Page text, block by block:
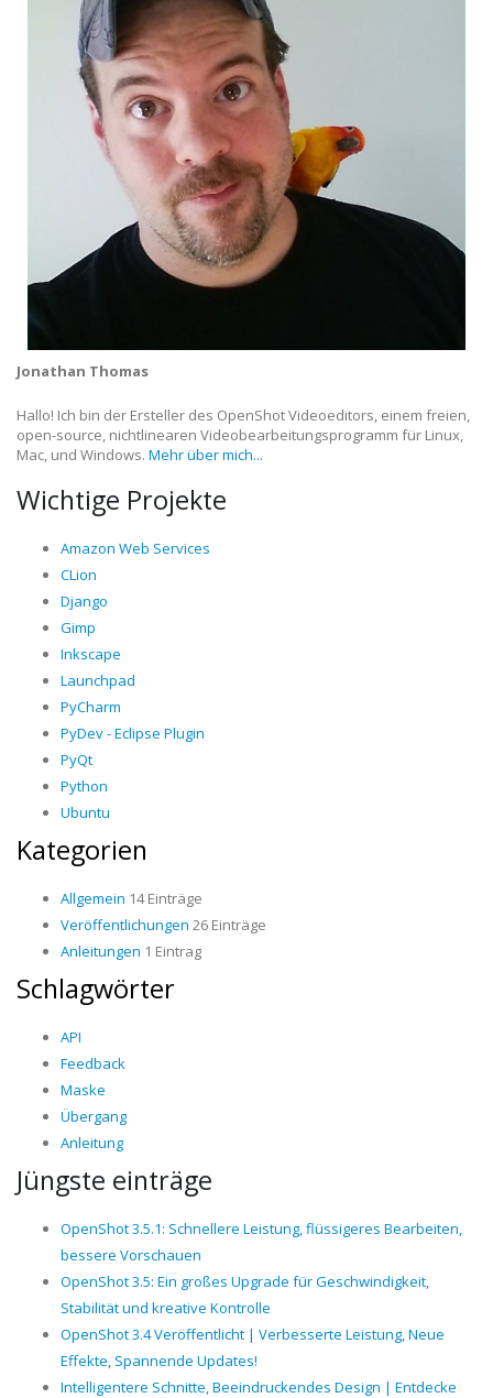
Jonathan Thomas
Hallo! Ich bin der Ersteller des OpenShot Videoeditors, einem freien,
open-source, nichtlinearen Videobearbeitungsprogramm für Linux,
Mac, und Windows. Mehr über mich...
Wichtige Projekte
Amazon Web Services
CLion
Django
Gimp
Inkscape
Launchpad
PyCharm
PyDev - Eclipse Plugin
PyQt
Python
Ubuntu
Kategorien
Allgemein 14 Einträge
Veröffentlichungen 26 Einträge
Anleitungen 1 Eintrag
Schlagwörter
API
Feedback
Maske
Übergang
Anleitung
Jüngste einträge
OpenShot 3.5.1: Schnellere Leistung, flüssigeres Bearbeiten,
bessere Vorschauen
OpenShot 3.5: Ein großes Upgrade für Geschwindigkeit,
Stabilität und kreative Kontrolle
OpenShot 3.4 Veröffentlicht | Verbesserte Leistung, Neue
Effekte, Spannende Updates!
Intelligentere Schnitte, Beeindruckendes Design | Entdecke